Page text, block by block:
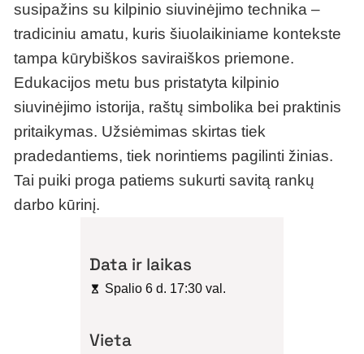
susipažins su kilpinio siuvinėjimo technika –
tradiciniu amatu, kuris šiuolaikiniame kontekste
tampa kūrybiškos saviraiškos priemone.
Edukacijos metu bus pristatyta kilpinio
siuvinėjimo istorija, raštų simbolika bei praktinis
pritaikymas. Užsiėmimas skirtas tiek
pradedantiems, tiek norintiems pagilinti žinias.
Tai puiki proga patiems sukurti savitą rankų
darbo kūrinį.
Data ir laikas
Spalio 6 d. 17:30 val.
Vieta